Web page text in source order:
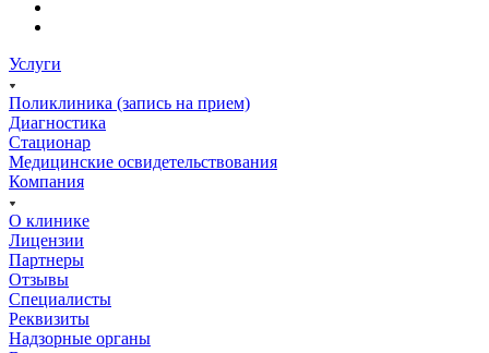
Услуги
Поликлиника (запись на прием)
Диагностика
Стационар
Медицинские освидетельствования
Компания
О клинике
Лицензии
Партнеры
Отзывы
Специалисты
Реквизиты
Надзорные органы